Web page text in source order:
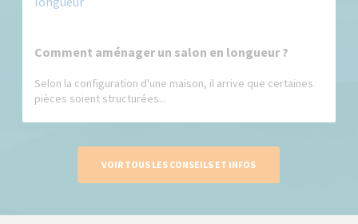
Comment aménager un salon en longueur ?
Selon la configuration d'une maison, il arrive que certaines
pièces soient structurées...
VOIR TOUS LES CONSEILS ET INFOS